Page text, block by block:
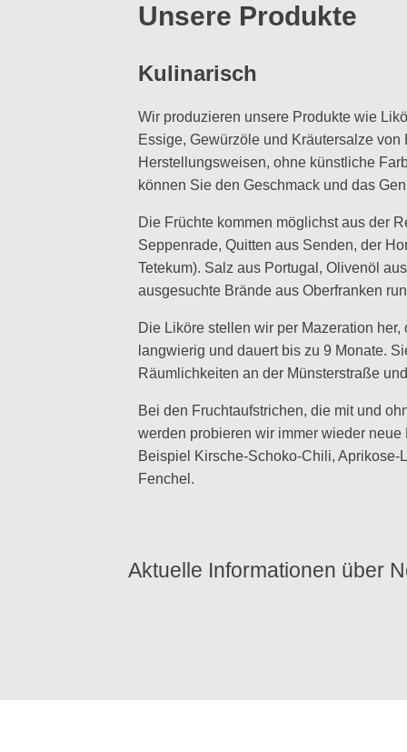
Unsere Produkte
Kulinarisch
Wir produzieren unsere Produkte wie
Essige, Gewürzöle und Kräutersalze
Herstellungsweisen, ohne künstliche
können Sie den Geschmack und das
Die Früchte kommen möglichst aus der
Seppenrade, Quitten aus Senden, der
Tetekum). Salz aus Portugal, Olivenöl
ausgesuchte Brände aus Oberfranken
Die Liköre stellen wir per Mazeration
langwierig und dauert bis zu 9 Monate.
Räumlichkeiten an der Münsterstraße
Bei den Fruchtaufstrichen, die mit und
werden probieren wir immer wieder
Beispiel Kirsche-Schoko-Chili, Aprikose-
Fenchel.
Aktuelle Informationen über